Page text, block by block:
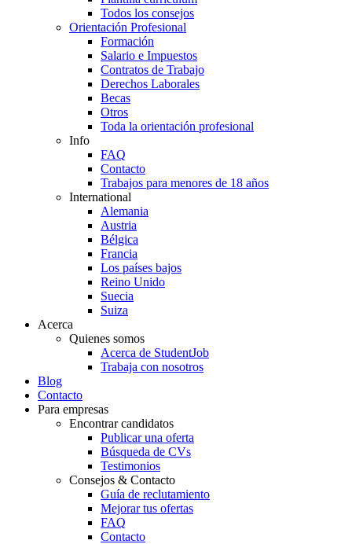
Todos los consejos
Orientación Profesional
Formación
Salario e Impuestos
Contratos de Trabajo
Derechos Laborales
Becas
Otros
Toda la orientación profesional
Info
FAQ
Contacto
Trabajos para menores de 18 años
International
Alemania
Austria
Bélgica
Francia
Los países bajos
Reino Unido
Suecia
Suiza
Acerca
Quienes somos
Acerca de StudentJob
Trabaja con nosotros
Blog
Contacto
Para empresas
Encontrar candidatos
Publicar una oferta
Búsqueda de CVs
Testimonios
Consejos & Contacto
Guía de reclutamiento
Mejorar tus ofertas
FAQ
Contacto